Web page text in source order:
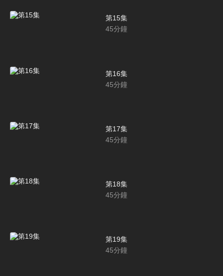
第15集
45分鐘
第16集
45分鐘
第17集
45分鐘
第18集
45分鐘
第19集
45分鐘